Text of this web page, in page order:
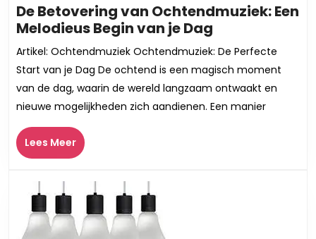
De Betovering van Ochtendmuziek: Een
Melodieus Begin van je Dag
Betovering
van
Een
Melodieus
Artikel: Ochtendmuziek Ochtendmuziek: De Perfecte
Start van je Dag De ochtend is een magisch moment
van de dag, waarin de wereld langzaam ontwaakt en
nieuwe mogelijkheden zich aandienen. Een manier
Lees MeerLees
Meer